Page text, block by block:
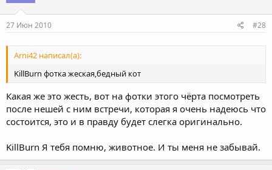
27 Июн 2010 #28
Arni42 написал(а):
KillBurn фотка жеская,бедный кот
Какая же это жесть, вот на фотки этого чёрта посмотреть
после нешей с ним встречи, которая я очень надеюсь что
состоится, это и в правду будет слегка оригинально.
KillBurn Я тебя помню, животное. И ты меня не забывай.